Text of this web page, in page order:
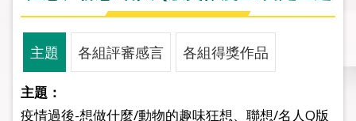
活
動
報
導
關
主題 各組評審感言 各組得獎作品
主題：
疫情過後-想做什麼/動物的趣味狂想、聯想/名人Q版